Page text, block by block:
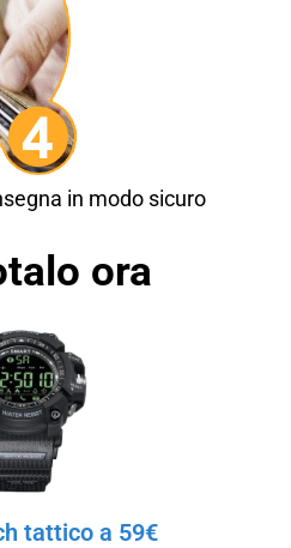
in modo sicuro
ora
tattico a 59€